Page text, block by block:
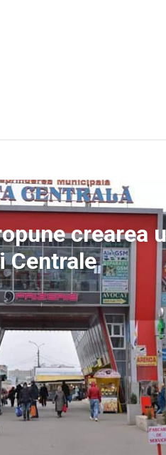
crearea
Centrale